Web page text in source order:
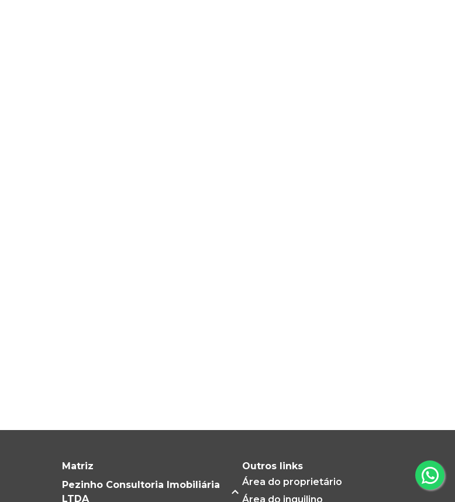
Matriz
Pezinho Consultoria Imobiliária
LTDA
Outros links
Área do proprietário
Área do inquilino